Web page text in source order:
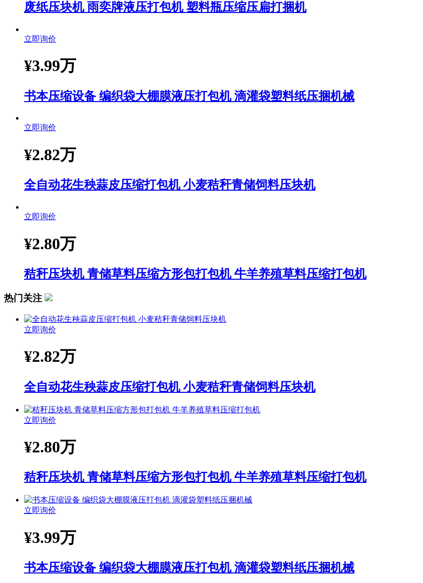
废纸压块机 雨奕牌液压打包机 塑料瓶压缩压扁打捆机
立即询价
¥3.99万
书本压缩设备 编织袋大棚膜液压打包机 滴灌袋塑料纸压捆机械
立即询价
¥2.82万
全自动花生秧蒜皮压缩打包机 小麦秸秆青储饲料压块机
立即询价
¥2.80万
秸秆压块机 青储草料压缩方形包打包机 牛羊养殖草料压缩打包机
热门关注
立即询价
¥2.82万
全自动花生秧蒜皮压缩打包机 小麦秸秆青储饲料压块机
立即询价
¥2.80万
秸秆压块机 青储草料压缩方形包打包机 牛羊养殖草料压缩打包机
立即询价
¥3.99万
书本压缩设备 编织袋大棚膜液压打包机 滴灌袋塑料纸压捆机械